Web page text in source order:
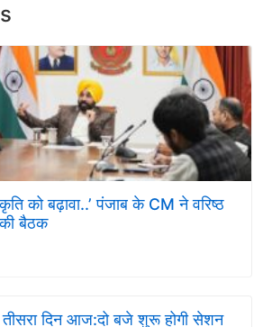
को बढ़ावा..’ पंजाब के CM ने वरिष्ठ
बैठक
तीसरा दिन आज:दो बजे शुरू होगी सेशन